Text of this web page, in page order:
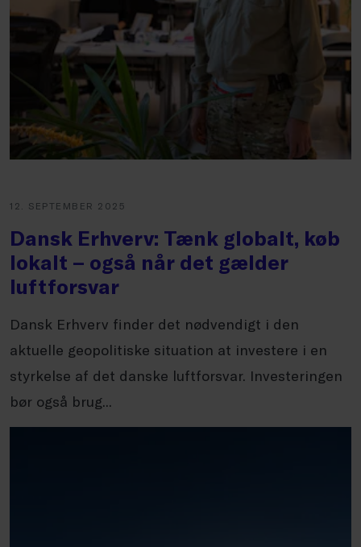
12. SEPTEMBER 2025
Dansk Erhverv: Tænk globalt, køb
lokalt – også når det gælder
luftforsvar
Dansk Erhverv finder det nødvendigt i den
aktuelle geopolitiske situation at investere i en
styrkelse af det danske luftforsvar. Investeringen
bør også brug...